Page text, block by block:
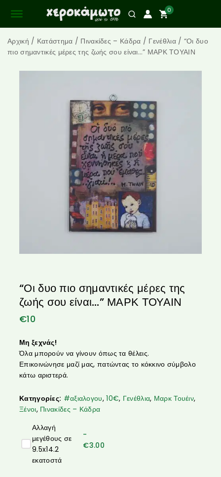
0
Αρχική / Κατάστημα / Πινακίδες – Κάδρα / Γενέθλια / “Οι δυο
πιο σημαντικές μέρες της ζωής σου είναι…” ΜΑΡΚ ΤΟΥΑΙΝ
“Οι δυο πιο σημαντικές μέρες της
ζωής σου είναι…” ΜΑΡΚ ΤΟΥΑΙΝ
€10
Μη ξεχνάς!
Όλα μπορούν να γίνουν όπως τα θέλεις.
Επικοινώνησε μαζί μας, πατώντας το κόκκινο σύμβολο
κάτω αριστερά.
Κατηγορίες: #αξιαλογου,10€, Γενέθλια, Μαρκ Τουέιν,
Ξένοι, Πινακίδες – Κάδρα
Αλλαγή
μεγέθους σε
9.5x14.2
εκατοστά
-
€3.00